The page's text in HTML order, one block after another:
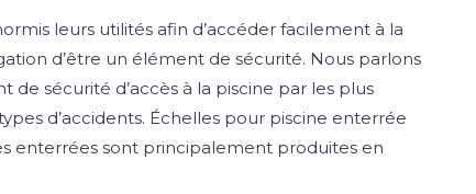
leurs utilités afin d’accéder facilement à la
d’être un élément de sécurité. Nous parlons
de sécurité d’accès à la piscine par les plus
d’accidents. Échelles pour piscine enterrée
enterrées sont principalement produites en